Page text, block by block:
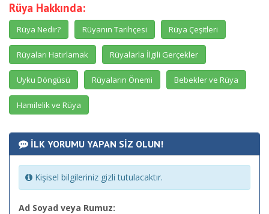
Rüya Hakkında:
Rüya Nedir? Rüyanın Tarihçesi Rüya Çeşitleri
Rüyaları Hatırlamak Rüyalarla İlgili Gerçekler
Uyku Döngüsü Rüyaların Önemi Bebekler ve Rüya
Hamilelik ve Rüya
İLK YORUMU YAPAN SİZ OLUN!
Kişisel bilgileriniz gizli tutulacaktır.
Ad Soyad veya Rumuz: